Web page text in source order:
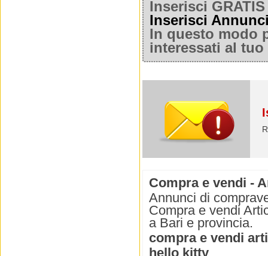
Inserisci
Inserisci
In questo modo
interessati al
Compra e vendi -
Annunci di
Compra e vendi
a Bari e provincia.
compra e vendi
hello kitty